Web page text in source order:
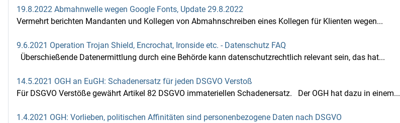
19.8.2022 Abmahnwelle wegen Google Fonts, Update 29.8.2022
Vermehrt berichten Mandanten und Kollegen von Abmahnschreiben eines Kollegen für Klienten wegen...
9.6.2021 Operation Trojan Shield, Encrochat, Ironside etc. - Datenschutz FAQ
Überschießende Datenermittlung durch eine Behörde kann datenschutzrechtlich relevant sein, das hat...
14.5.2021 OGH an EuGH: Schadenersatz für jeden DSGVO Verstoß
Für DSGVO Verstöße gewährt Artikel 82 DSGVO immateriellen Schadenersatz. Der OGH hat dazu in einem...
1.4.2021 OGH: Vorlieben, politischen Affinitäten sind personenbezogene Daten nach DSGVO